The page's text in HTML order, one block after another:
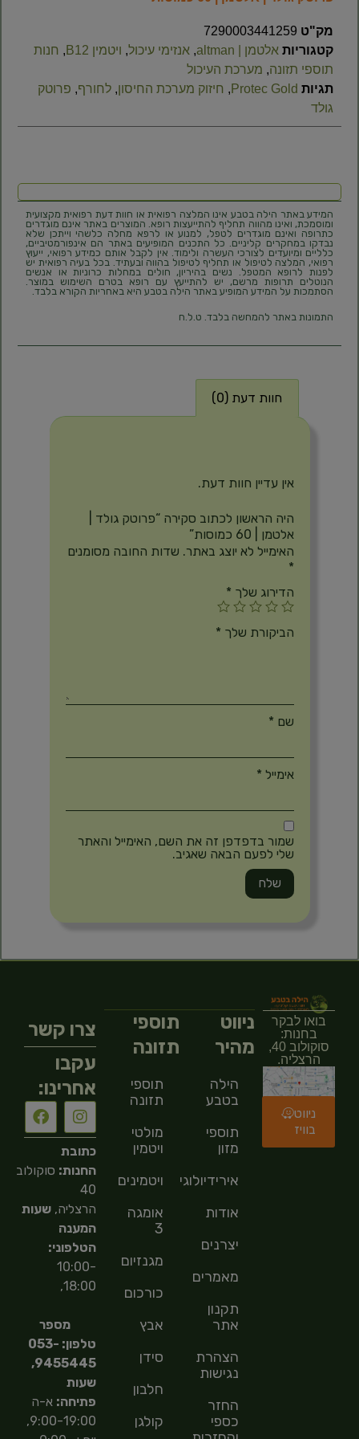
מק"ט 7290003441259
קטגוריות אלטמן | altman , אנזימי עיכול, ויטמין B12 , חנות
תוספי תזונה, מערכת העיכול
תגיות Protec Gold
, חיזוק מערכת החיסון, לחורף, פרוטק
גולד
המידע באתר הילה בטבע אינו המלצה רפואית או חוות דעת רפואית מקצועית
ומוסמכת, ואינו מהווה תחליף להתייעצות רופא. המוצרים באתר אינם מוגדרים
כתרופה ואינם מוגדרים לטפל, למנוע או לרפא מחלה כלשהי וייתכן שלא
נבדקו במחקרים קליניים. כל התכנים המופיעים באתר הם אינפורמטיביים,
כלליים ומיועדים לצורכי העשרה ולימוד. אין לקבל אותם כמידע רפואי, ייעוץ
רפואי, המלצה לטיפול או תחליף לטיפול בהווה ובעתיד. בכל בעיה רפואית יש
לפנות לרופא המטפל. נשים בהיריון, חולים במחלות כרוניות או אנשים
הנוטלים תרופות מרשם, יש להתייעץ עם רופא בטרם השימוש במוצר.
הסתמכות על המידע המופיע באתר הילה בטבע היא באחריות הקורא בלבד.
התמונות באתר להמחשה בלבד. ט.ל.ח
חוות דעת (0)
אין עדיין חוות דעת.
היה הראשון לכתוב סקירה “פרוטק גולד |
אלטמן | 60 כמוסות”
האימייל לא יוצג באתר. שדות החובה מסומנים
*
הדירוג שלך *
הביקורת שלך *
שם *
אימייל *
שמור בדפדפן זה את השם, האימייל והאתר
שלי לפעם הבאה שאגיב.
בואו לבקר
בחנות:
סוקולוב 40,
הרצליה.
ניווט
בוויז
ניווט
מהיר
הילה
בטבע
תוספי
מזון
אירידיולוגיה
אודות
יצרנים
מאמרים
תקנון
אתר
הצהרת
נגישות
החזר
כספי
תוספי
תזונה
תוספי
תזונה
מולטי
ויטמין
ויטמינים
אומגה
3
מגנזיום
כורכום
אבץ
סידן
חלבון
קולגן
צרו קשר
עקבו
אחרינו:
כתובת
החנות: סוקולוב
40
הרצליה,שעות
המענה
הטלפוני:
10:00-
18:00,
מספר
טלפון: 053-
9455445,
שעות
פתיחה: א-ה
9:00-19:00,